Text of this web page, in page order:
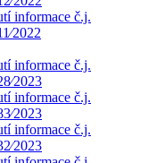
informace č.j.
informace č.j.
informace č.j.
informace č.j.